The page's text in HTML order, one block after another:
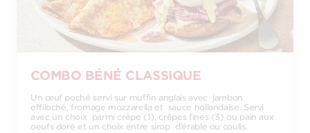
COMBO BÉNÉ CLASSIQUE
Un œuf poché servi sur muffin anglais avec jambon
effiloché, fromage mozzarella et sauce hollandaise. Servi
avec un choix parmi crêpe (1), crêpes fines (3) ou pain aux
oeufs doré et un choix entre sirop d’érable ou coulis.